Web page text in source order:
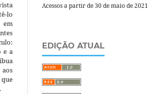
lo
em
e a
Acessos a partir de 30 de maio de 2021
EDIÇÃO ATUAL